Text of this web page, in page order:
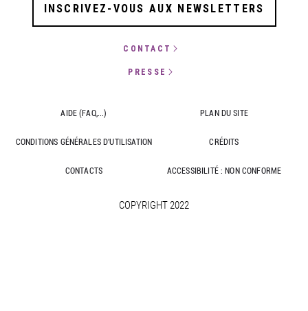
INSCRIVEZ-VOUS AUX NEWSLETTERS
CONTACT
PRESSE
AIDE (FAQ,...) PLAN DU SITE
CONDITIONS GÉNÉRALES D'UTILISATION CRÉDITS
CONTACTS ACCESSIBILITÉ : NON CONFORME
COPYRIGHT 2022